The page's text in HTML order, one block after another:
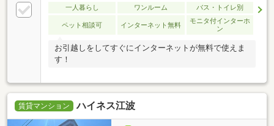
一人暮らし ワンルーム バス・トイレ別
ペット相談可 インターネット無料
モニタ付インターホ
ン
お引越しをしてすぐにインターネットが無料で使えま
す！
賃貸マンション ハイネス江波